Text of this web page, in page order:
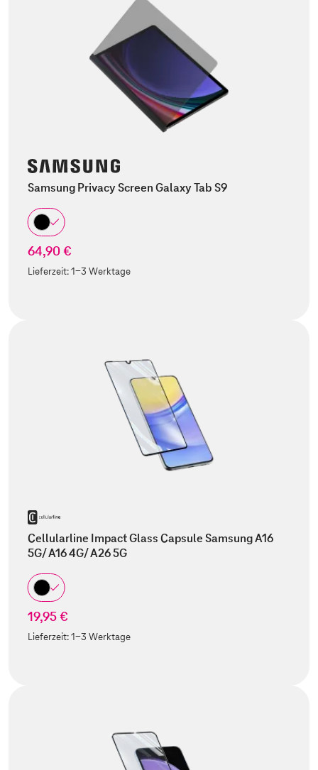
Samsung Privacy Screen Galaxy Tab S9
64,90 €
Lieferzeit:1-3 Werktage
Cellularline Impact Glass Capsule Samsung A16
5G/ A16 4G/ A26 5G
19,95 €
Lieferzeit:1-3 Werktage